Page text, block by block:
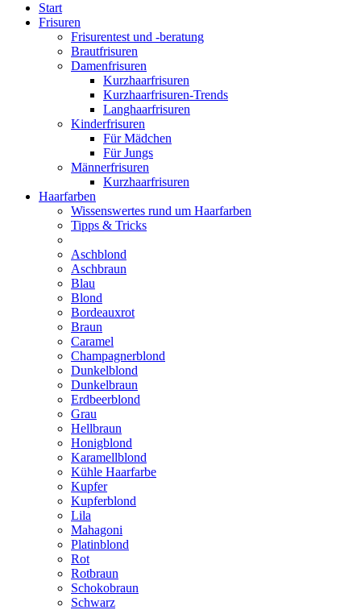
Start
Frisuren
Frisurentest und -beratung
Brautfrisuren
Damenfrisuren
Kurzhaarfrisuren
Kurzhaarfrisuren-Trends
Langhaarfrisuren
Kinderfrisuren
Für Mädchen
Für Jungs
Männerfrisuren
Kurzhaarfrisuren
Haarfarben
Wissenswertes rund um Haarfarben
Tipps & Tricks
Aschblond
Aschbraun
Blau
Blond
Bordeauxrot
Braun
Caramel
Champagnerblond
Dunkelblond
Dunkelbraun
Erdbeerblond
Grau
Hellbraun
Honigblond
Karamellblond
Kühle Haarfarbe
Kupfer
Kupferblond
Lila
Mahagoni
Platinblond
Rot
Rotbraun
Schokobraun
Schwarz